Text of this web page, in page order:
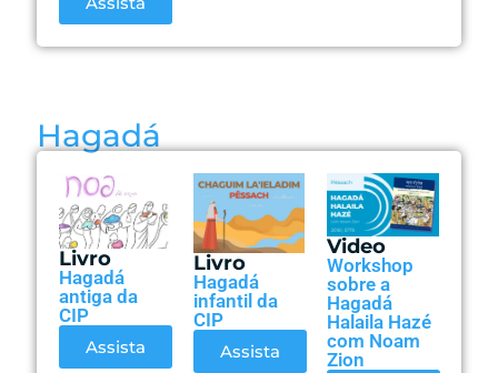
Hagadá
Livro
Hagadá
antiga da
CIP
Assista
Livro
Hagadá
infantil da
CIP
Assista
Video
Workshop
sobre a
Hagadá
Halaila Hazé
com Noam
Zion